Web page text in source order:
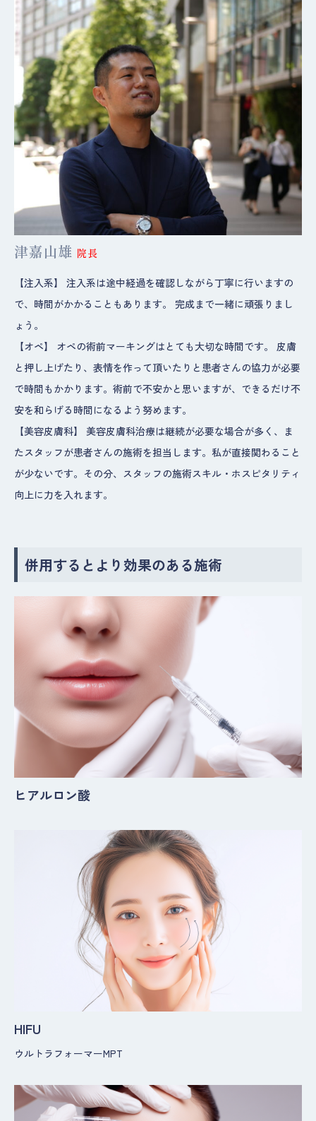
津嘉山雄 院長
【注入系】 注入系は途中経過を確認しながら丁寧に行いますの
で、時間がかかることもあります。 完成まで一緒に頑張りまし
ょう。
【オペ】 オペの術前マーキングはとても大切な時間です。 皮膚
と押し上げたり、表情を作って頂いたりと患者さんの協力が必要
で時間もかかります。術前で不安かと思いますが、できるだけ不
安を和らげる時間になるよう努めます。
【美容皮膚科】 美容皮膚科治療は継続が必要な場合が多く、ま
たスタッフが患者さんの施術を担当します。私が直接関わること
が少ないです。その分、スタッフの施術スキル・ホスピタリティ
向上に力を入れます。
併用するとより効果のある施術
ヒアルロン酸
HIFU
ウルトラフォーマーMPT